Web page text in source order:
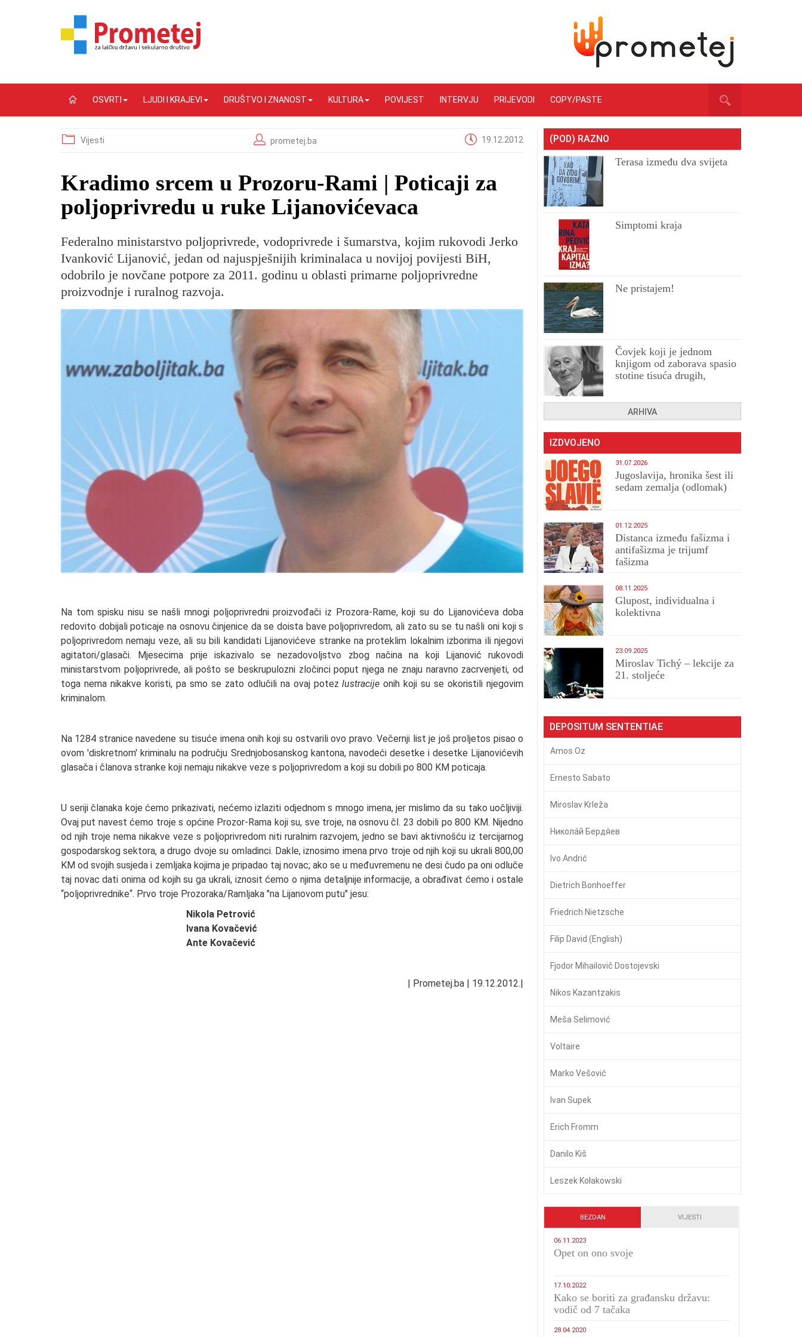
OSVRTI LJUDI I KRAJEVI DRUŠTVO I ZNANOST KULTURA POVIJEST INTERVJU PRIJEVODI COPY/PASTE
Vijesti prometej.ba 19.12.2012
Kradimo srcem u Prozoru-Rami | Poticaji za
poljoprivredu u ruke Lijanovićevaca
Federalno ministarstvo poljoprivrede, vodoprivrede i šumarstva, kojim rukovodi Jerko
Ivanković Lijanović, jedan od najuspješnijih kriminalaca u novijoj povijesti BiH,
odobrilo je novčane potpore za 2011. godinu u oblasti primarne poljoprivredne
proizvodnje i ruralnog razvoja.
Na tom spisku nisu se našli mnogi poljoprivredni proizvođači iz Prozora-Rame, koji su do Lijanovićeva doba
redovito dobijali poticaje na osnovu činjenice da se doista bave poljoprivredom, ali zato su se tu našli oni koji s
poljoprivredom nemaju veze, ali su bili kandidati Lijanovićeve stranke na proteklim lokalnim izborima ili njegovi
agitatori/glasači. Mjesecima prije iskazivalo se nezadovoljstvo zbog načina na koji Lijanović rukovodi
ministarstvom poljoprivrede, ali pošto se beskrupulozni zločinci poput njega ne znaju naravno zacrvenjeti, od
toga nema nikakve koristi, pa smo se zato odlučili na ovaj potezlustracije onih koji su se okoristili njegovim
kriminalom.
Na 1284 stranice navedene su tisuće imena onih koji su ostvarili ovo pravo. Večernji list je još proljetos pisao o
ovom 'diskretnom' kriminalu na području Srednjobosanskog kantona, navodeći desetke i desetke Lijanovićevih
glasača i članova stranke koji nemaju nikakve veze s poljoprivredom a koji su dobili po 800 KM poticaja.
U seriji članaka koje ćemo prikazivati, nećemo izlaziti odjednom s mnogo imena, jer mislimo da su tako uočljiviji.
Ovaj put navest ćemo troje s općine Prozor-Rama koji su, sve troje, na osnovu čl. 23 dobili po 800 KM. Nijedno
od njih troje nema nikakve veze s poljoprivredom niti ruralnim razvojem, jedno se bavi aktivnošću iz tercijarnog
gospodarskog sektora, a drugo dvoje su omladinci. Dakle, iznosimo imena prvo troje od njih koji su ukrali 800,00
KM od svojih susjeda i zemljaka kojima je pripadao taj novac; ako se u međuvremenu ne desi čudo pa oni odluče
taj novac dati onima od kojih su ga ukrali, iznosit ćemo o njima detaljnije informacije, a obrađivat ćemo i ostale
“poljoprivrednike“. Prvo troje Prozoraka/Ramljaka "na Lijanovom putu" jesu:
Nikola Petrović
Ivana Kovačević
Ante Kovačević
| Prometej.ba | 19.12.2012.|
(POD) RAZNO
Terasa između dva svijeta
Simptomi kraja
Ne pristajem!
Čovjek koji je jednom
knjigom od zaborava spasio
stotine tisuća drugih,
ARHIVA
IZDVOJENO
31.07.2026
Jugoslavija, hronika šest ili
sedam zemalja (odlomak)
01.12.2025
Distanca između fašizma i
antifašizma je trijumf
fašizma
08.11.2025
Glupost, individualna i
kolektivna
23.09.2025
Miroslav Tichý – lekcije za
21. stoljeće
DEPOSITUM SENTENTIAE
Amos Oz
Ernesto Sabato
Miroslav Krleža
Никола́й Бердя́ев
Ivo Andrić
Dietrich Bonhoeffer
Friedrich Nietzsche
Filip David (English)
Fjodor Mihailovič Dostojevski
Nikos Kazantzakis
Meša Selimović
Voltaire
Marko Vešović
Ivan Supek
Erich Fromm
Danilo Kiš
Leszek Kołakowski
BEZDAN VIJESTI
06.11.2023
​Opet on ono svoje
17.10.2022
Kako se boriti za građansku državu:
vodič od 7 tačaka
28.04.2020